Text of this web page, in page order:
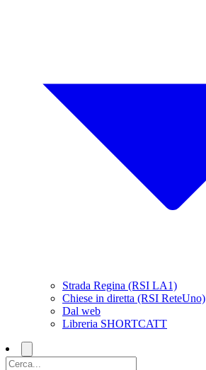
Strada Regina (RSI LA1)
Chiese in diretta (RSI ReteUno)
Dal web
Libreria SHORTCATT